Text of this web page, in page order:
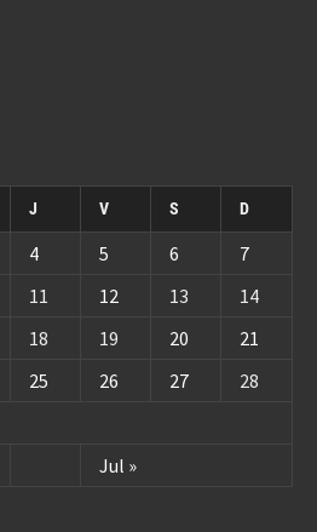
J V S D
Jul »
4 5 6
7
11 12 13
14
18 19 20
21
25 26 27
28